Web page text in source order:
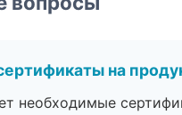
на
необходимые